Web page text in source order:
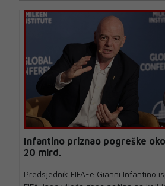
Infantino priznao pogreške
20 mlrd.
Predsjednik FIFA-e Gianni Infantino